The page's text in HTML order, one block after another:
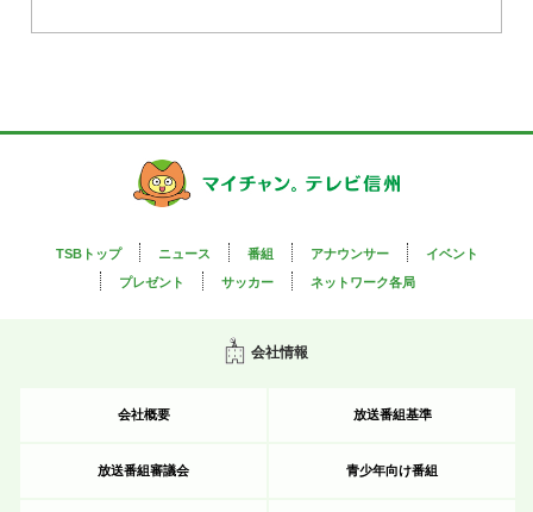
TSBトップ ニュース 番組 アナウンサー
イベント
プレゼント
サッカー ネットワーク各局
会社情報
会社概要 放送番組基準
放送番組審議会 青少年向け番組